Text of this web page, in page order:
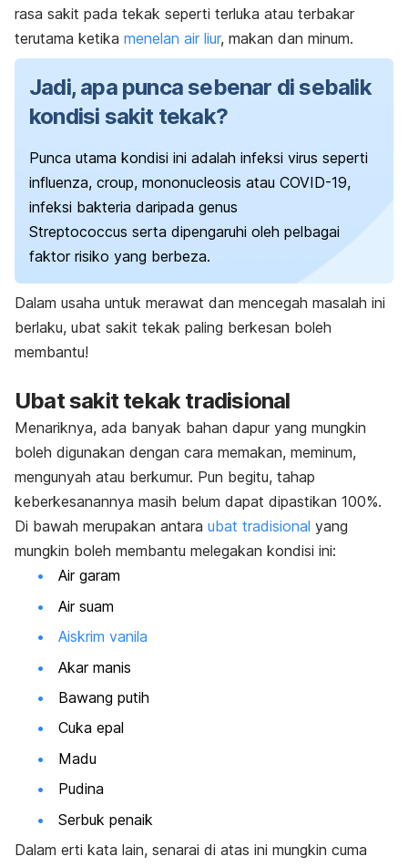
rasa sakit pada tekak seperti terluka atau terbakar
terutama ketika menelan air liur, makan dan minum.
Jadi, apa punca sebenar di sebalik
kondisi sakit tekak?
Punca utama kondisi ini adalah infeksi virus seperti
influenza, croup, mononucleosis atau COVID-19,
infeksi bakteria daripada genus
Streptococcus serta dipengaruhi oleh pelbagai
faktor risiko yang berbeza.
Dalam usaha untuk merawat dan mencegah masalah ini
berlaku, ubat sakit tekak paling berkesan boleh
membantu!
Ubat sakit tekak tradisional
Menariknya, ada banyak bahan dapur yang mungkin
boleh digunakan dengan cara memakan, meminum,
mengunyah atau berkumur. Pun begitu, tahap
keberkesanannya masih belum dapat dipastikan 100%.
Di bawah merupakan antara ubat tradisional yang
mungkin boleh membantu melegakan kondisi ini:
Air garam
Air suam
Aiskrim vanila
Akar manis
Bawang putih
Cuka epal
Madu
Pudina
Serbuk penaik
Dalam erti kata lain, senarai di atas ini mungkin cuma